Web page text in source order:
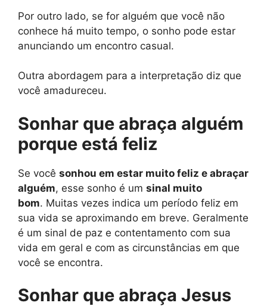
Por outro lado, se for alguém que você não
conhece há muito tempo, o sonho pode estar
anunciando um encontro casual.
Outra abordagem para a interpretação diz que
você amadureceu.
Sonhar que abraça alguém
porque está feliz
Se você sonhou em estar muito feliz e abraçar
alguém, esse sonho é um sinal muito
bom. Muitas vezes indica um período feliz em
sua vida se aproximando em breve. Geralmente
é um sinal de paz e contentamento com sua
vida em geral e com as circunstâncias em que
você se encontra.
Sonhar que abraça Jesus